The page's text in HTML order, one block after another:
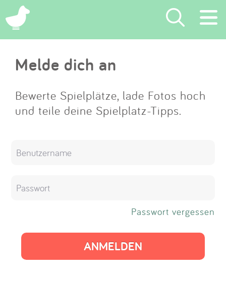
×
Suchen
Eintragen
App
Melde dich an
Bewerte Spielplätze, lade Fotos hoch
und teile deine Spielplatz-Tipps.
Passwort vergessen